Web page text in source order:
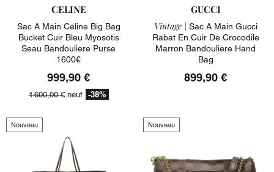
CELINE
Sac A Main Celine Big Bag
Bucket Cuir Bleu Myosotis
Seau Bandouliere Purse
1600€
999,90 €
1 600,00 €neuf -38%
GUCCI
Vintage | Sac A Main Gucci
Rabat En Cuir De Crocodile
Marron Bandouliere Hand
Bag
899,90 €
Nouveau Nouveau